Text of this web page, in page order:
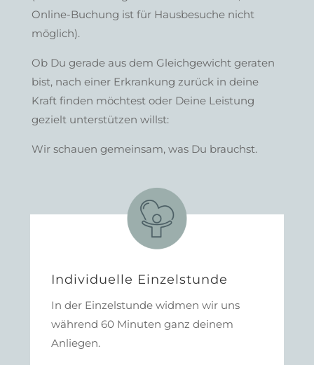
Online-Buchung ist für Hausbesuche nicht
möglich).
Ob Du gerade aus dem Gleichgewicht geraten
bist, nach einer Erkrankung zurück in deine
Kraft finden möchtest oder Deine Leistung
gezielt unterstützen willst:
Wir schauen gemeinsam, was Du brauchst.
Individuelle Einzelstunde
In der Einzelstunde widmen wir uns
während 60 Minuten ganz deinem
Anliegen.